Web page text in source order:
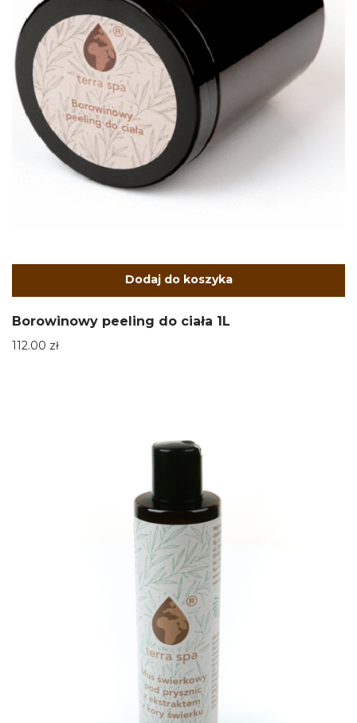
Dodaj do koszyka
Borowinowy peeling do ciała 1L
112.00 zł